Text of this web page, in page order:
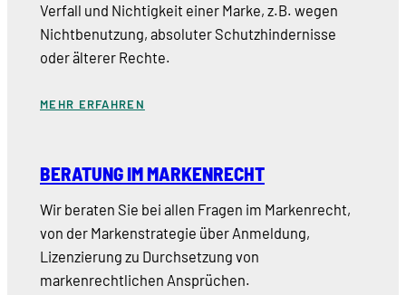
Verfall und Nichtigkeit einer Marke, z.B. wegen
Nichtbenutzung, absoluter Schutzhindernisse
oder älterer Rechte.
MEHR ERFAHREN
BERATUNG IM MARKENRECHT
Wir beraten Sie bei allen Fragen im Markenrecht,
von der Markenstrategie über Anmeldung,
Lizenzierung zu Durchsetzung von
markenrechtlichen Ansprüchen.